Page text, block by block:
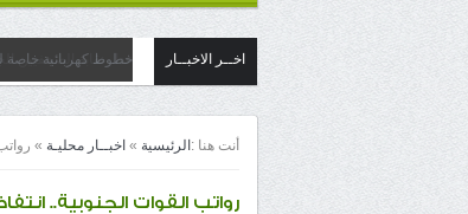
اخــر الاخبــار خطوط كهربائية خاصة
أنت هنا : الرئيسية » اخبــار محليـة »
رواتب القوات الجنوبية..